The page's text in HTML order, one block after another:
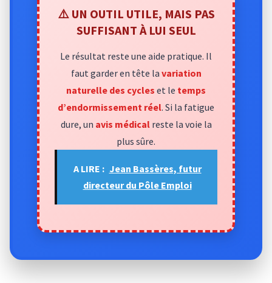
⚠️ UN OUTIL UTILE, MAIS PAS
SUFFISANT À LUI SEUL
Le résultat reste une aide pratique. Il
faut garder en tête la variation
naturelle des cycles et le temps
d’endormissement réel. Si la fatigue
dure, un avis médicalreste la voie la
plus sûre.
A LIRE : Jean Bassères, futur
directeur du Pôle Emploi